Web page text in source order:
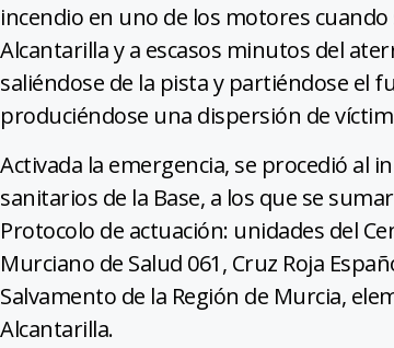
incendio en uno de los motores
Alcantarilla y a escasos minutos del
saliéndose de la pista y partiéndose el
produciéndose una dispersión de
Activada la emergencia, se procedió al
sanitarios de la Base, a los que se
Protocolo de actuación: unidades del
Murciano de Salud 061, Cruz Roja
Salvamento de la Región de Murcia,
Alcantarilla.